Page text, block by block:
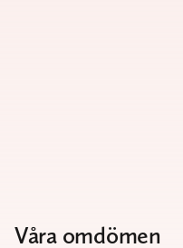
Våra omdömen